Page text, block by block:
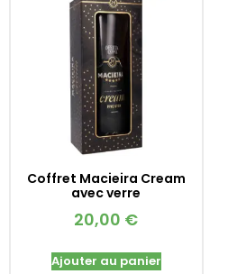
Coffret Macieira Cream
avec verre
20,00 €
Ajouter au panier